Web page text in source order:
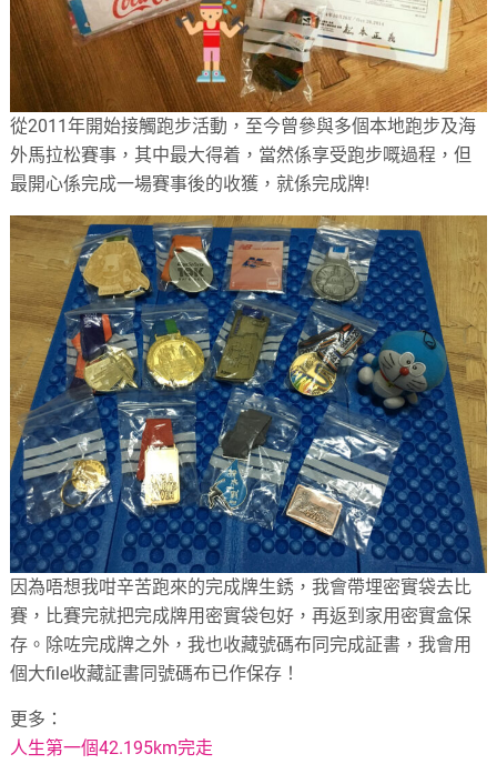
從2011年開始接觸跑步活動， 至今曾參與多個本地跑步及海
外馬拉松賽事，其中最大得着，當然係享受跑步嘅過程，但
最開心係完成一場賽事後的收獲，就係完成牌!
因為唔想我咁辛苦跑來的完成牌生銹，我會帶埋密實袋去比
賽，比賽完就把完成牌用密實袋包好，再返到家用密實盒保
存。除咗完成牌之外，我也收藏號碼布同完成証書 ，我會用
個大file收藏証書同號碼布已作保存！
更多：
人生第一個42.195km完走